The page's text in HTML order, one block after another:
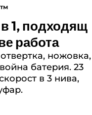
1, подходящ
работа
ножовка,
батерия. 23
в 3 нива,